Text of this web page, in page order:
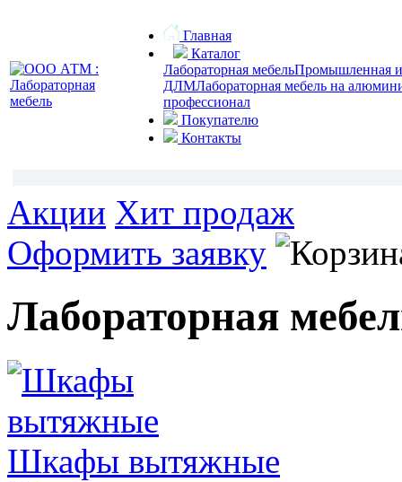
Главная
Каталог
Лабораторная мебельПромышленная и
ДЛМЛабораторная мебель на
профессионал
Покупателю
Контакты
Акции Хит продаж
Оформить заявку
Лабораторная
Шкафы вытяжные